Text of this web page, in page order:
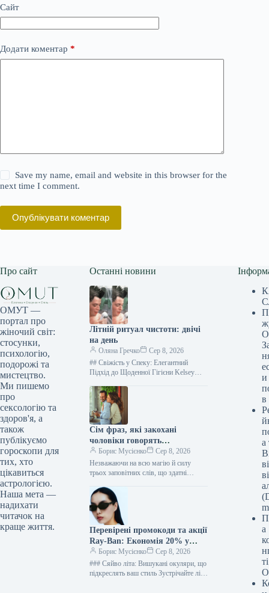
Сайт
Додати коментар *
Save my name, email and website in this browser for the
next time I comment.
Опублікувати коментар
Про сайт
ОМУТ —
портал про
жіночий світ:
стосунки,
психологію,
подорожі та
мистецтво.
Ми пишемо
про
сексологію та
здоров'я, а
також
публікуємо
гороскопи для
тих, хто
цікавиться
астрологією.
Наша мета —
надихати
читачок на
краще життя.
Останні новини
Літній ритуал чистоти: двічі
на день
Оляна Гречко
Сер 8, 2026
## Свіжість у Спеку: Елегантний
Підхід до Щоденної Гігієни Kelsey
виклик, з яким неминуче…
Сім фраз, які закохані
чоловіки говорять
невимушено
Борис Мусієнко
Сер 8, 2026
Незважаючи на всю магію й силу
трьох заповітних слів, що здатні
роки стосунків, існує цілий…
Перевірені промокоди та акції
Ray-Ban: Економія 20% у
серпні 2026
Борис Мусієнко
Сер 8, 2026
### Сяйво літа: Вишукані окуляри, що
підкреслять ваш стиль Зустрічайте літо
и
в
а
а